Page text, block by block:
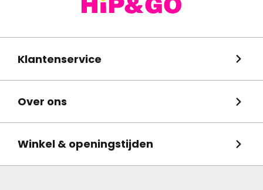
Klantenservice
Over ons
Winkel & openingstijden